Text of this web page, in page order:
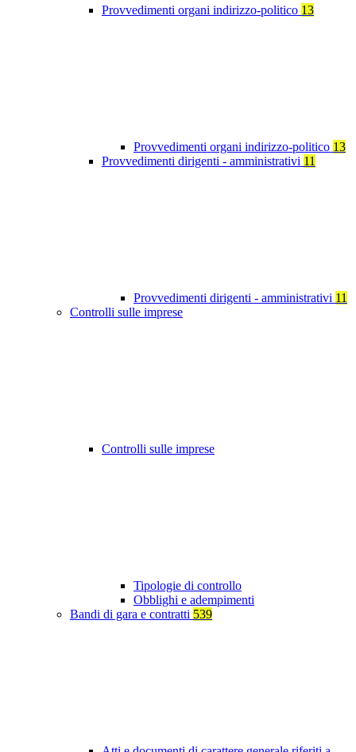
Provvedimenti organi indirizzo-politico 13
Provvedimenti organi indirizzo-politico 13
Provvedimenti dirigenti - amministrativi 11
Provvedimenti dirigenti - amministrativi 11
Controlli sulle imprese
Controlli sulle imprese
Tipologie di controllo
Obblighi e adempimenti
Bandi di gara e contratti 539